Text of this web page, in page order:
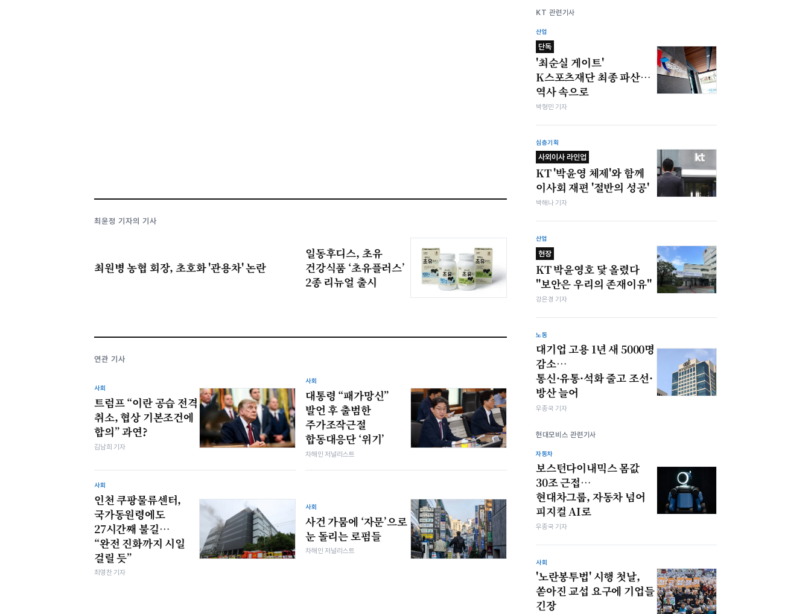
최윤정 기자의 기사
최원병 농협 회장, 초호화 '관용차' 논란
일동후디스, 초유
건강식품 ‘초유플러스’
2종 리뉴얼 출시
연관 기사
사회
트럼프 “이란 공습 전격
취소, 협상 기본조건에
합의” 과연?
김남희 기자
사회
대통령 “패가망신”
발언 후 출범한
주가조작근절
합동대응단 ‘위기’
차해인 저널리스트
사회
인천 쿠팡물류센터,
국가동원령에도
27시간째 불길…
“완전 진화까지 시일
걸릴 듯”
최영찬 기자
사회
사건 가뭄에 ‘자문’으로
눈 돌리는 로펌들
차해인 저널리스트
KT 관련기사
산업
단독
'최순실 게이트'
K스포츠재단 최종 파산…
역사 속으로
박형민 기자
심층기획
사외이사 라인업
KT '박윤영 체제'와 함께
이사회 재편 '절반의 성공'
박해나 기자
산업
현장
KT 박윤영호 닻 올렸다
"보안은 우리의 존재이유"
강은경 기자
노동
대기업 고용 1년 새 5000명
감소…
통신·유통·석화 줄고 조선·
방산 늘어
우종국 기자
현대모비스 관련기사
자동차
보스턴다이내믹스 몸값
30조 근접…
현대차그룹, 자동차 넘어
피지컬 AI로
우종국 기자
사회
'노란봉투법' 시행 첫날,
쏟아진 교섭 요구에 기업들
긴장